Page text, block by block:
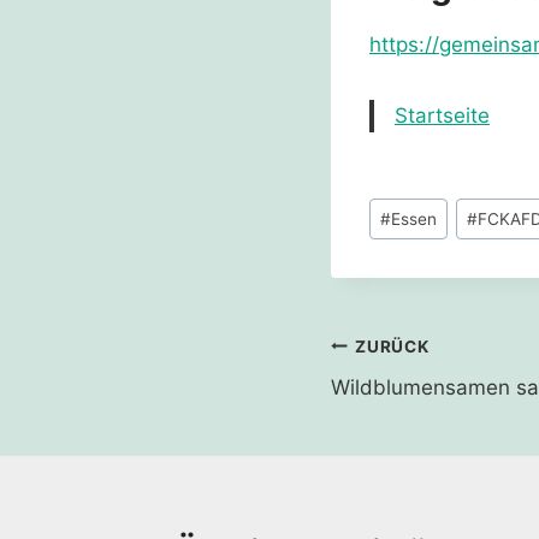
https://
Startseite
Schlagworte:
#Essen #
ZURÜCK
Wildblumensamen